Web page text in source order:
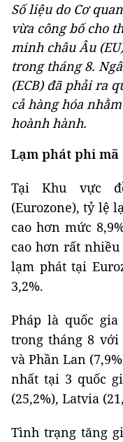
Số liệu do Cơ
vừa công bố cho
minh châu Âu
trong tháng 8.
(ECB) đã phải ra
cả hàng hóa
hoành hành.
Lạm phát phi mã
Tại Khu vực
(Eurozone), tỷ lệ
cao hơn mức
cao hơn rất
lạm phát tại
3,2%.
Pháp là quốc
trong tháng 8 với
và Phần Lan
nhất tại 3 quốc
(25,2%), Latvia
Tình trạng tăng